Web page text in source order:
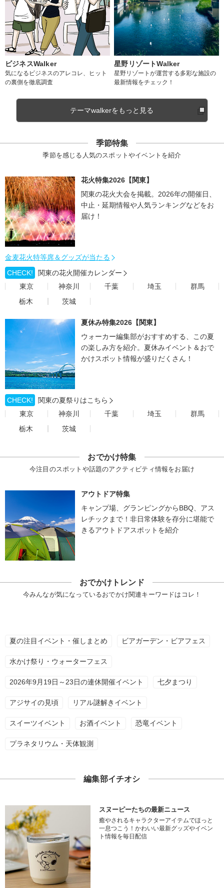
ビジネスWalker
気になるビジネスのアレコレ、ヒット
の裏側を徹底調査
星野リゾートWalker
星野リゾートが運営する多彩な施設の
最新情報をチェック！
テーマwalkerをもっと見る
季節特集
季節を感じる人気のスポットやイベントを紹介
花火特集2026【関東】
関東の花火大会を掲載。2026年の開催日、
中止・延期情報や人気ランキングなどをお
届け！
金麦花火特等席＆グッズが当たる
CHECK!
関東の花火開催カレンダー
東京
神奈川 千葉 埼玉
群馬
栃木
茨城
夏休み特集2026【関東】
ウォーカー編集部がおすすめする、この夏
の楽しみ方を紹介。夏休みイベント＆おで
かけスポット情報が盛りだくさん！
CHECK!
関東の夏祭りはこちら
東京
神奈川 千葉 埼玉
群馬
栃木
茨城
おでかけ特集
今注目のスポットや話題のアクティビティ情報をお届け
アウトドア特集
キャンプ場、グランピングからBBQ、アス
レチックまで！非日常体験を存分に堪能で
きるアウトドアスポットを紹介
おでかけトレンド
今みんなが気になっているおでかけ関連キーワードはコレ！
夏の注目イベント・催しまとめ ビアガーデン・ビアフェス
水かけ祭り・ウォーターフェス
2026年9月19日～23日の連休開催イベント 七夕まつり
アジサイの見頃 リアル謎解きイベント
スイーツイベント お酒イベント 恐竜イベント
プラネタリウム・天体観測
編集部イチオシ
スヌーピーたちの最新ニュース
癒やされるキャラクターアイテムでほっと
一息つこう！かわいい最新グッズやイベン
ト情報を毎日配信